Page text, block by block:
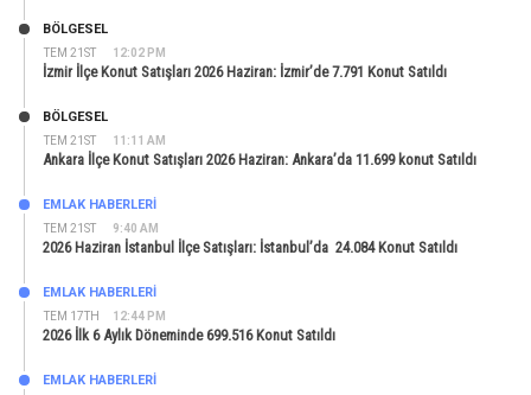
TEM 21ST 12:02 PM
BÖLGESEL
İzmir İlçe Konut Satışları 2026 Haziran: İzmir’de 7.791 Konut Satıldı
TEM 21ST 11:11 AM
BÖLGESEL
Ankara İlçe Konut Satışları 2026 Haziran: Ankara’da 11.699 konut Satıldı
TEM 21ST 9:40 AM
EMLAK HABERLERI
2026 Haziran İstanbul İlçe Satışları: İstanbul’da 24.084 Konut Satıldı
TEM 17TH 12:44 PM
EMLAK HABERLERI
2026 İlk 6 Aylık Döneminde 699.516 Konut Satıldı
EMLAK HABERLERI